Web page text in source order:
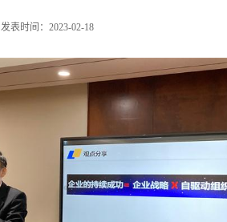
发表时间：2023-02-18